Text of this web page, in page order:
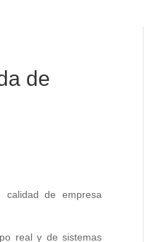
de
de empresa
real y de sistemas